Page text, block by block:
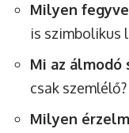
Milyen
is szimbolikus
Mi az álmodó
csak szemlélő?
Milyen